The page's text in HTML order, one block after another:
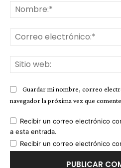
Guardar mi nombre, correo
navegador la próxima vez que
Recibir un correo electrónico
a esta entrada.
Recibir un correo electrónico